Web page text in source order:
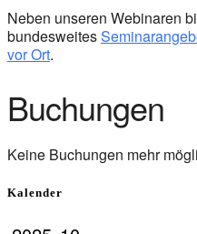
Neben unseren Webinaren
bundesweites
vor Ort.
Buchungen
Keine Buchungen mehr
Kalender